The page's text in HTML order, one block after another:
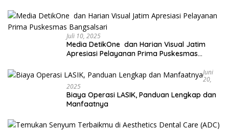
Juli 10, 2025
Media DetikOne dan Harian Visual Jatim
Apresiasi Pelayanan Prima Puskesmas
Juni
20,
2025
Biaya Operasi LASIK, Panduan Lengkap dan
Manfaatnya